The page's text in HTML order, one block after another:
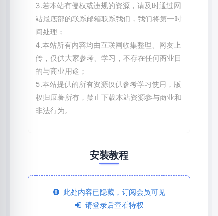
3.若本站有侵权或违规的资源，请及时通过网
站最底部的联系邮箱联系我们，我们将第一时
间处理；
4.本站所有内容均由互联网收集整理、网友上
传，仅供大家参考、学习，不存在任何商业目
的与商业用途；
5.本站提供的所有资源仅供参考学习使用，版
权归原著所有，禁止下载本站资源参与商业和
非法行为。
安装教程
此处内容已隐藏，订阅会员可见
请登录后查看特权